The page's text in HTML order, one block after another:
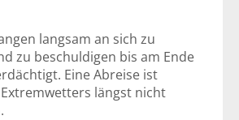
langsam an sich zu
zu beschuldigen bis am Ende
Eine Abreise ist
längst nicht